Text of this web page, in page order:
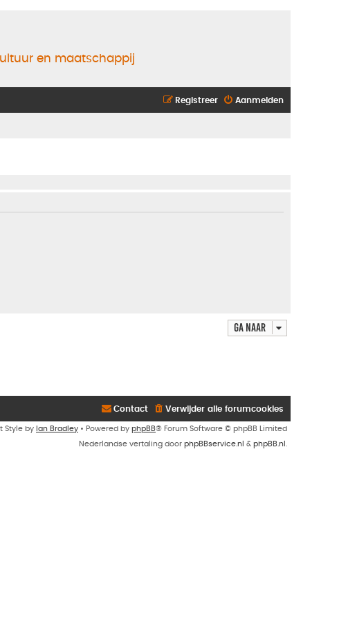
en maatschappij
Aanmelden
Registreer
Ga naar
Verwijder alle forumcookies
Contact
Style by Ian Bradley • Powered by phpBB® Forum Software © phpBB Limited
Nederlandse vertaling door phpBBservice.nl & phpBB.nl